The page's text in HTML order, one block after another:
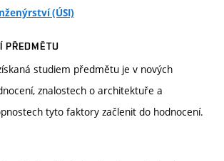
(ÚSI)
PŘEDMĚTU
studiem předmětu je v nových
znalostech o architektuře a
tyto faktory začlenit do hodnocení.